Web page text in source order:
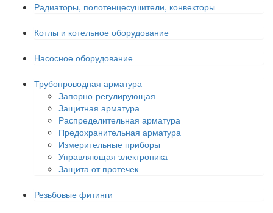
Радиаторы, полотенцесушители, конвекторы
Котлы и котельное оборудование
Насосное оборудование
Трубопроводная арматура
Запорно-регулирующая
Защитная арматура
Распределительная арматура
Предохранительная арматура
Измерительные приборы
Управляющая электроника
Защита от протечек
Резьбовые фитинги